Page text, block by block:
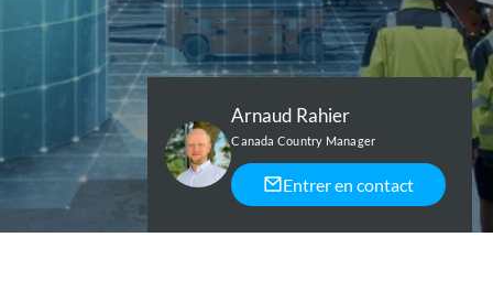
Arnaud Rahier
Canada Country Manager
Entrer en contact